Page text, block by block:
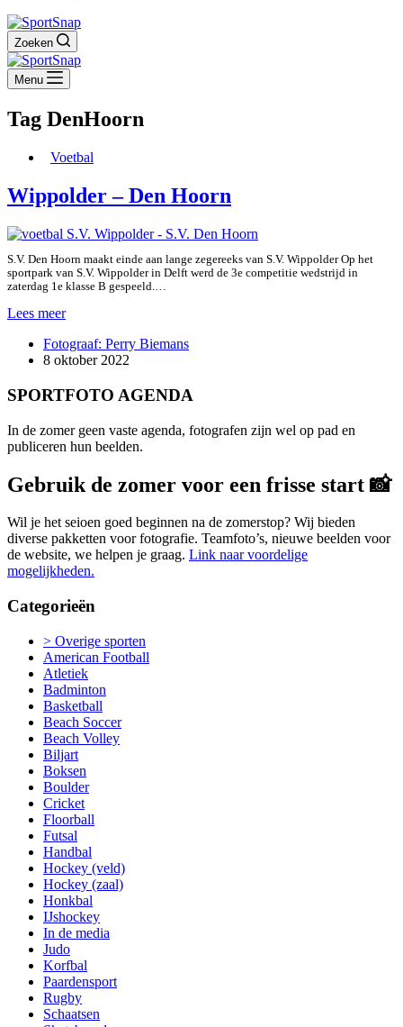
Zoeken
Menu
Tag DenHoorn
Voetbal
Wippolder – Den Hoorn
S.V. Den Hoorn maakt einde aan lange zegereeks van S.V. Wippolder Op het
sportpark van S.V. Wippolder in Delft werd de 3e competitie wedstrijd in
zaterdag 1e klasse B gespeeld.…
Lees meerWippolder
Den
Hoorn
Fotograaf: Perry Biemans
8 oktober 2022
SPORTFOTO AGENDA
In de zomer geen vaste agenda, fotografen zijn wel op pad en
publiceren hun beelden.
Gebruik de zomer voor een frisse start 📸
Wil je het seioen goed beginnen na de zomerstop? Wij bieden
diverse pakketten voor fotografie. Teamfoto’s, nieuwe beelden voor
de website, we helpen je graag. Link naar voordelige
mogelijkheden.
Categorieën
> Overige sporten
American Football
Atletiek
Badminton
Basketball
Beach Soccer
Beach Volley
Biljart
Boksen
Boulder
Cricket
Floorball
Futsal
Handbal
Hockey (veld)
Hockey (zaal)
Honkbal
IJshockey
In de media
Judo
Korfbal
Paardensport
Rugby
Schaatsen